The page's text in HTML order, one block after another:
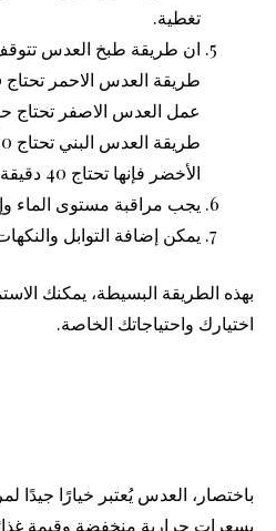
تغطية.
ان طريقة طبخ العدس
الأخضر فإنها تحتاج 40 دقيقة.
يجب مراقبة مستوى الماء
يمكن إضافة التوابل
بهذه الطريقة البسيطة، يمكنك
اختيارك واحتياجاتك الخاصة.
باختصار، العدس يُعتبر خيارًا جيدًا
بسعرات حرارية منخفضة وقيمة